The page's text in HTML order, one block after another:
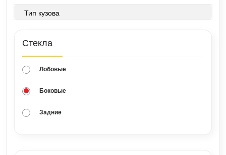
Стекла
Лобовые
Боковые
Задние